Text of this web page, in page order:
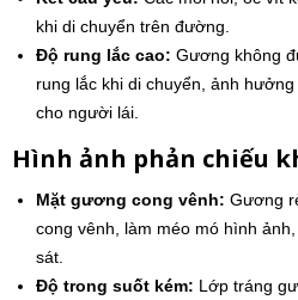
khi di chuyển trên đường.
Độ rung lắc cao: Gương không
rung lắc khi di chuyển, ảnh
cho người lái.
Hình ảnh phản chiếu
Mặt gương cong vênh: Gương
cong vênh, làm méo mó hình
sát.
Độ trong suốt kém: Lớp tráng